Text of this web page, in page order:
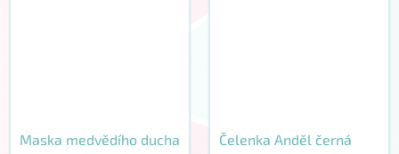
Maska medvědího ducha
Čelenka Anděl černá